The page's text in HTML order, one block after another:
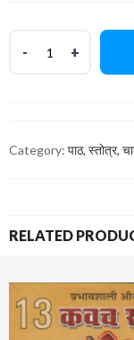
Category: पाठ, स्तोत्र,
RELATED